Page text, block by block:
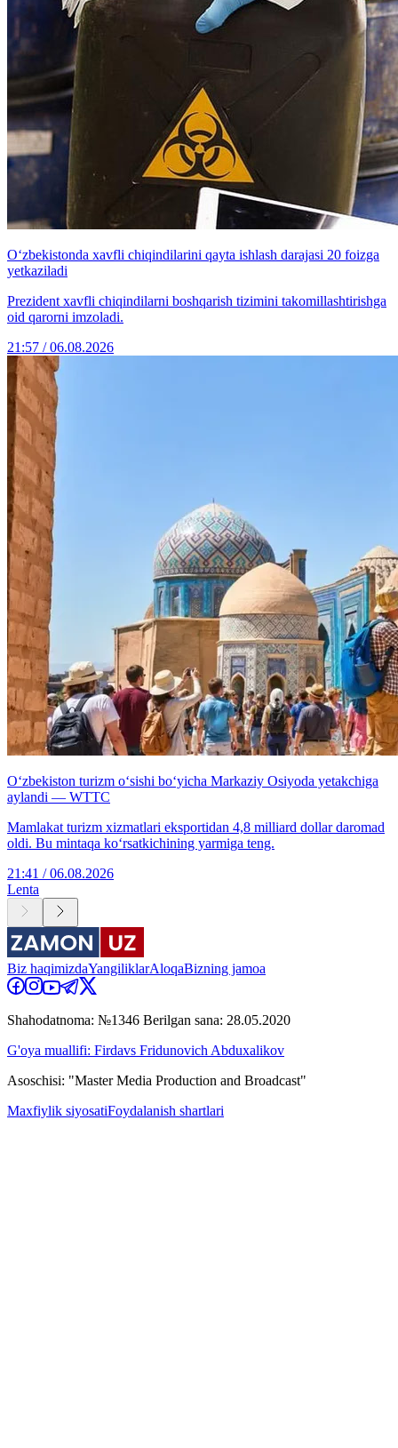
O‘zbekistonda xavfli chiqindilarini qayta ishlash darajasi 20 foizga
yetkaziladi
Prezident xavfli chiqindilarni boshqarish tizimini takomillashtirishga
oid qarorni imzoladi.
21:57 / 06.08.2026
O‘zbekiston turizm o‘sishi bo‘yicha Markaziy Osiyoda yetakchiga
aylandi — WTTC
Mamlakat turizm xizmatlari eksportidan 4,8 milliard dollar daromad
oldi. Bu mintaqa ko‘rsatkichining yarmiga teng.
21:41 / 06.08.2026
Lenta
Biz haqimizdaYangiliklarAloqaBizning jamoa
Shahodatnoma: №1346 Berilgan sana: 28.05.2020
G'oya muallifi: Firdavs Fridunovich Abduxalikov
Asoschisi: "Master Media Production and Broadcast"
Maxfiylik siyosatiFoydalanish shartlari